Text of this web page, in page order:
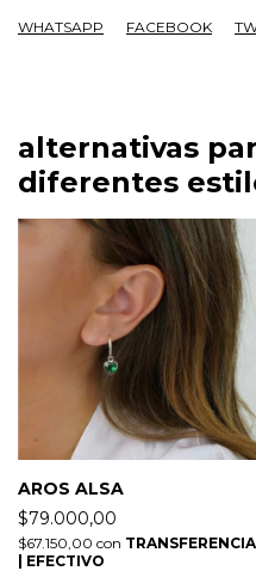
WHATSAPP FACEBOOK
alternativas
diferentes
AROS ALSA
$79.000,00
$67.150,00 con TRANSFERENCIA
| EFECTIVO